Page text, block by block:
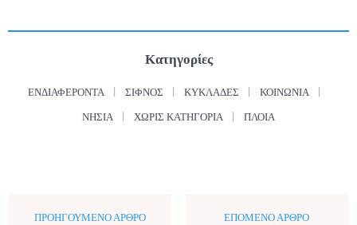
Κατηγορίες
ΕΝΔΙΑΦΈΡΟΝΤΑ ΣΊΦΝΟΣ ΚΥΚΛΆΔΕΣ ΚΟΙΝΩΝΊΑ
ΝΗΣΙΆ ΧΩΡΊΣ ΚΑΤΗΓΟΡΊΑ ΠΛΟΊΑ
ΠΡΟΗΓΟΎΜΕΝΟ ΆΡΘΡΟ ΕΠΌΜΕΝΟ ΆΡΘΡΟ